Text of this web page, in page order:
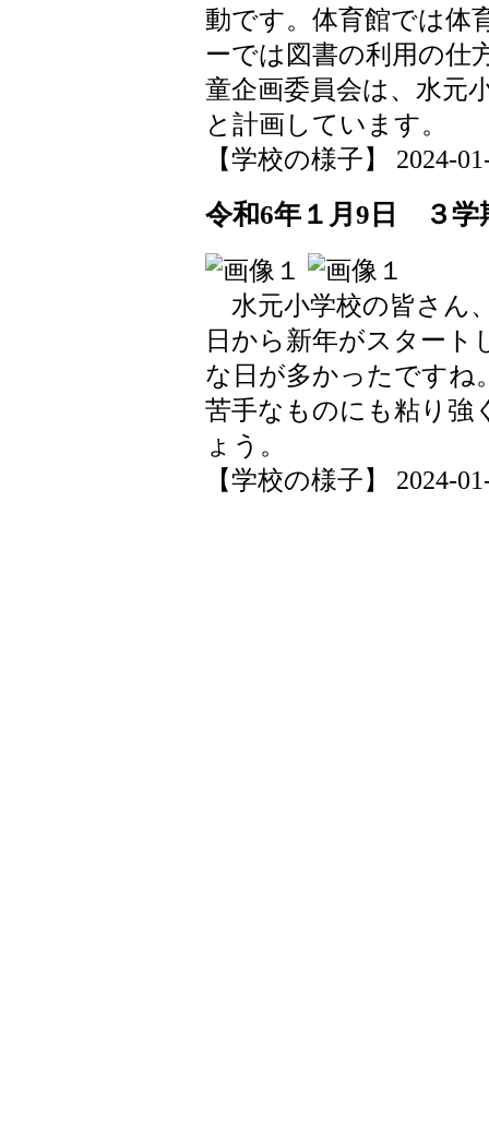
動です。体育館では体
ーでは図書の利用の仕
童企画委員会は、水元
と計画しています。
【学校の様子】 2024-
令和6年１月9日 ３学
水元小学校の皆さん
日から新年がスタート
な日が多かったですね
苦手なものにも粘り強
ょう。
【学校の様子】 2024-